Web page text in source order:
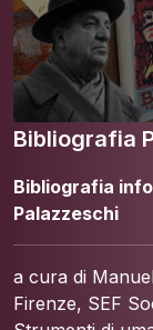
Bibliografia
Bibliografia
Palazzeschi
a cura di
Firenze, SEF